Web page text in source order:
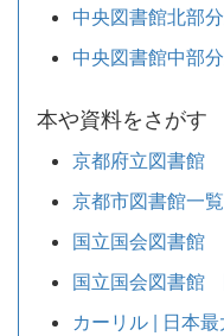
中央図書館北部
中央図書館中部
本や資料をさがす
京都府立図書館
京都市図書館一覧
国立国会図書館
国立国会図書館
カーリル | 日本